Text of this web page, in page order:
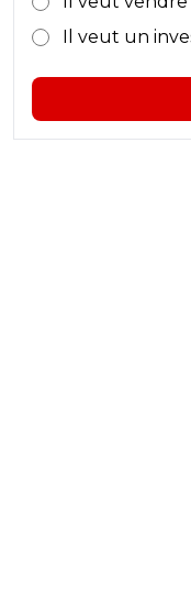
Il veut un